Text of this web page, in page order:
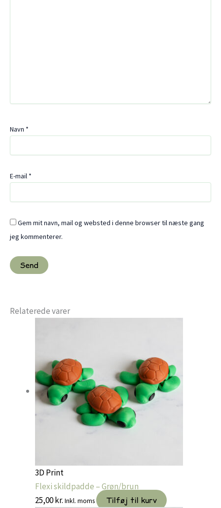
Navn *
E-mail *
Gem mit navn, mail og websted i denne browser til næste gang
jeg kommenterer.
Relaterede varer
3D Print
Flexi skildpadde – Grøn/brun
25,00kr. Inkl. moms Tilføj til kurv